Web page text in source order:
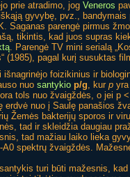
prie atradimo, jogVeneros
gyvybę, pvz.,
Saganas parengė pirmus
tikintis, kad juos supras
. Parengė TV mini serialą
(1985), pagal kurį susuktas
foizikinius ir
nuosantykio p/g, kurp
tols nuo žvaigždės, o jei p
erdvė nuo į Saulę panašios
Žemės bakterijų sporos ir
tad ir skleidžia daugiau
tad mažiau laiko lieka
spektrų žvaigždės.
turi būti mažesnis,